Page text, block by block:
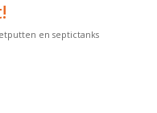
en septictanks